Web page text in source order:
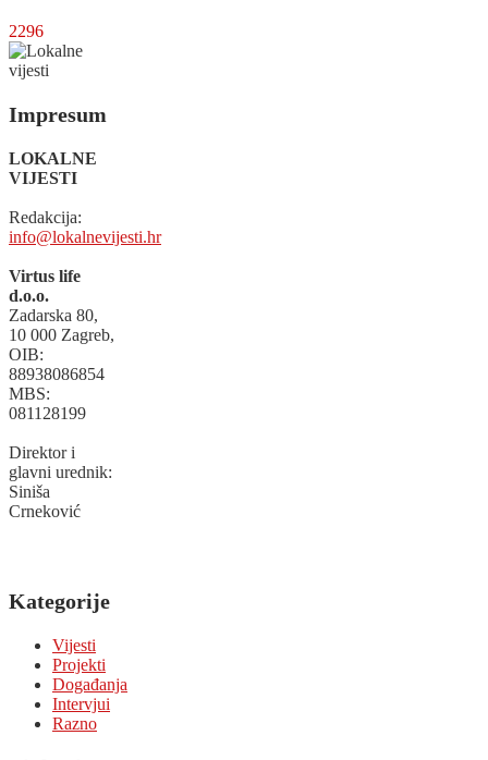
2296
Impresum
LOKALNE
VIJESTI
Redakcija:
info@lokalnevijesti.hr
Virtus life
d.o.o.
Zadarska 80,
10 000 Zagreb,
OIB:
88938086854
MBS:
081128199
Direktor i
glavni urednik:
Siniša
Crneković
Kategorije
Vijesti
Projekti
Događanja
Intervjui
Razno